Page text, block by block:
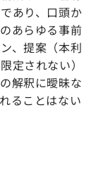
あり、口頭か
あらゆる事前
、提案（本利
定されない）
解釈に曖昧な
ることはない